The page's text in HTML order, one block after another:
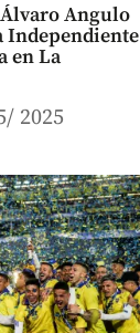
Angulo
Independiente
en La
2025